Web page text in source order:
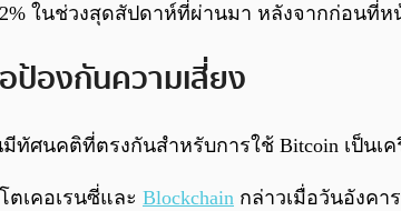
ในช่วงสุดสัปดาห์ที่ผ่านมา หลังจากก่อนที่
ป้องกันความเสี่ยง
ศนคติที่ตรงกันสำหรับการใช้ Bitcoin เป็นเค
ตเคอเรนซี่และ Blockchain กล่าวเมื่อวันอังคา